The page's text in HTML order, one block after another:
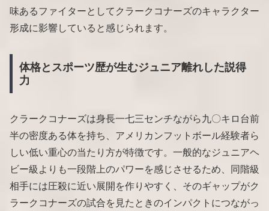
味あるファイターとしてクラークコナーズのキャラクター
形成に影響していると感じられます。
体格とスポーツ歴が生むジュニア離れした説得
力
クラークコナーズは身長一七三センチながら九〇キロ台前
半の密度ある体を持ち、アメリカンフットボール経験者ら
しい低い重心の当たり方が特徴です。一般的なジュニアヘ
ビー級よりも一段階上のパワーを感じさせるため、同階級
相手には圧殺に近い展開を作りやすく、そのギャップがク
ラークコナーズの試合を見たときのインパクトにつながっ